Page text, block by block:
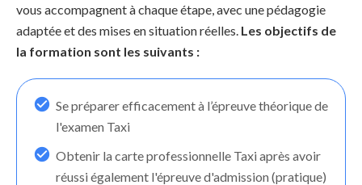
vous accompagnent à chaque étape, avec une pédagogie
adaptée et des mises en situation réelles. Les objectifs de
la formation sont les suivants :
Se préparer efficacement à l’épreuve théorique de
l'examen Taxi
Obtenir la carte professionnelle Taxi après avoir
réussi également l'épreuve d'admission (pratique)